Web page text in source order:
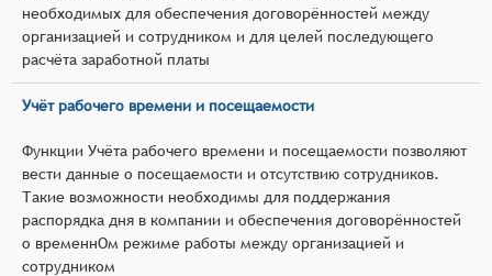
необходимых для обеспечения договорённостей между
организацией и сотрудником и для целей последующего
расчёта заработной платы
Учёт рабочего времени и посещаемости
Функции Учёта рабочего времени и посещаемости позволяют
вести данные о посещаемости и отсутствию сотрудников.
Такие возможности необходимы для поддержания
распорядка дня в компании и обеспечения договорённостей
о временнОм режиме работы между организацией и
сотрудником